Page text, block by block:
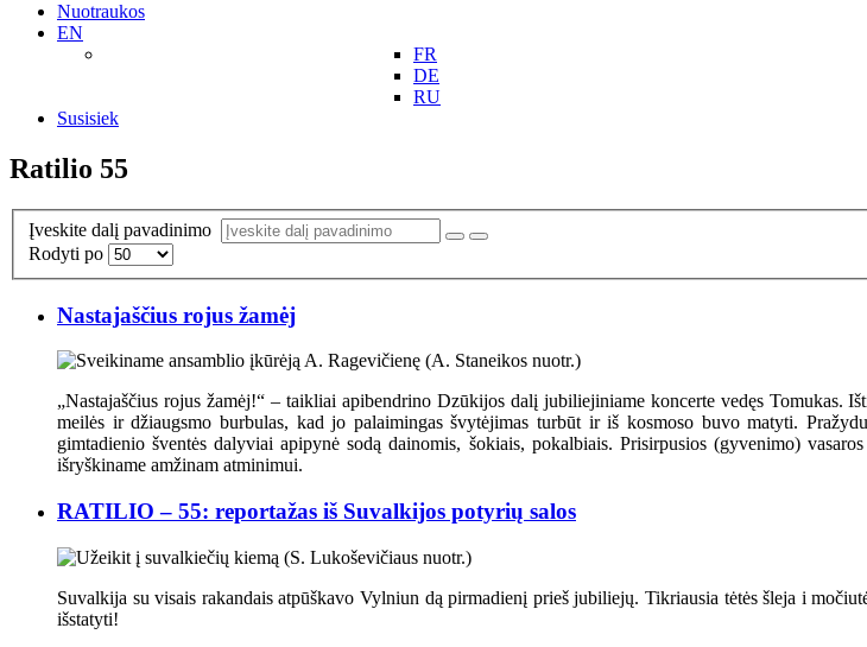
Nuotraukos
EN
FR
DE
RU
Susisiek
Ratilio 55
Įveskite dalį pavadinimo
Rodyti po
Nastajaščius rojus žamėj
„Nastajaščius rojus žamėj!“ – taikliai apibendrino Dzūkijos dalį jubiliejiniame koncerte vedęs Tomukas.
meilės ir džiaugsmo burbulas, kad jo palaimingas švytėjimas turbūt ir iš kosmoso buvo matyti.
gimtadienio šventės dalyviai apipynė sodą dainomis, šokiais, pokalbiais. Prisirpusios (gyvenimo)
išryškiname amžinam atminimui.
RATILIO – 55: reportažas iš Suvalkijos potyrių salos
Suvalkija su visais rakandais atpūškavo Vylniun dą pirmadienį prieš jubiliejų. Tikriausia tėtės šleja i
išstatyti!